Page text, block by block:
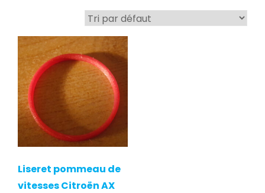
Liseret pommeau de
vitesses Citroën AX